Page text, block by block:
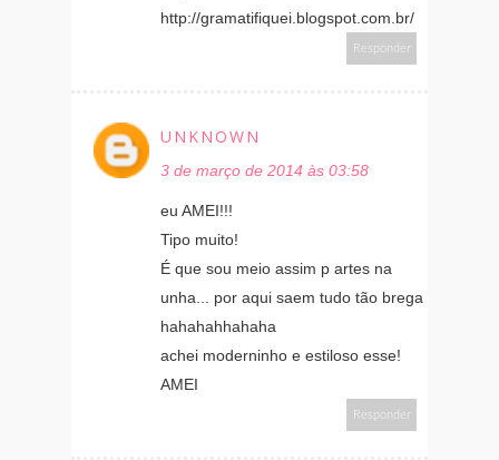
http://gramatifiquei.blogspot.com.br/
Responder
UNKNOWN
3 de março de 2014 às 03:58
eu AMEI!!!
Tipo muito!
É que sou meio assim p artes na
unha... por aqui saem tudo tão brega
hahahahhahaha
achei moderninho e estiloso esse!
AMEI
Responder